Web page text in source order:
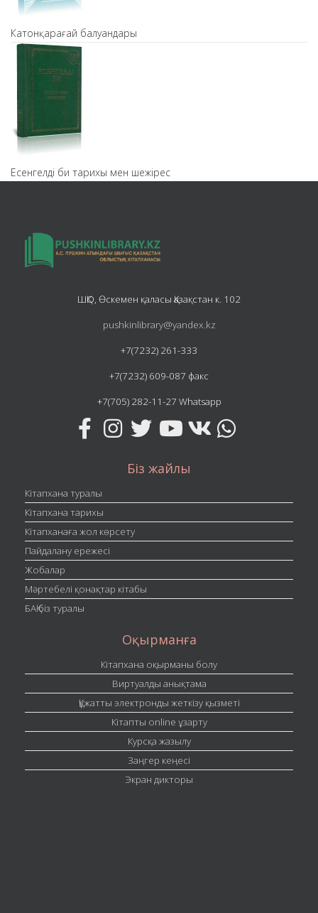
Катонқарағай балуандары
Есенгелді би тарихы мен шежірес
ШҚО, Өскемен қаласы Қазақстан к. 102
pushkinlibrary@yandex.kz
+7(7232) 261-333
+7(7232) 609-087 факс
+7(705) 282-11-27 Whatsapp
Біз жайлы
Кітапхана туралы
Кітапхана тарихы
Кітапханаға жол көрсету
Пайдалану ережесі
Жобалар
Мәртебелі қонақтар кітабы
БАҚ біз туралы
Оқырманға
Кітапхана оқырманы болу
Виртуалды анықтама
Құжатты электронды жеткізу қызметі
Кітапты online ұзарту
Курсқа жазылу
Заңгер кеңесі
Экран дикторы